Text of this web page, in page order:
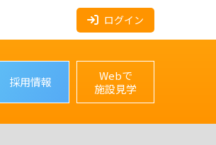
ログイン
採用情報
Webで
施設見学